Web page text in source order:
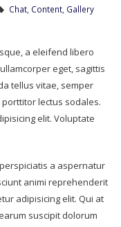
Chat Content Gallery
a eleifend libero
eget, sagittis
tellus vitae, semper
lectus sodales.
elit. Voluptate
a aspernatur
animi reprehenderit
adipisicing elit. Qui at
suscipit dolorum